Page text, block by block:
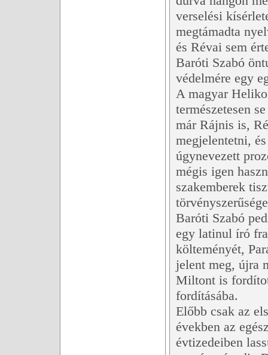
verselési
megtámadta
és Révai sem
Baróti Szabó
védelmére egy
A magyar
természetesen
már Rájnis is,
megjelentetni,
úgynevezett
mégis igen
szakemberek
Baróti Szabó
egy latinul író
költeményét,
jelent meg, újra
Miltont is
fordításába.
Előbb csak az
években az
évtizedeiben